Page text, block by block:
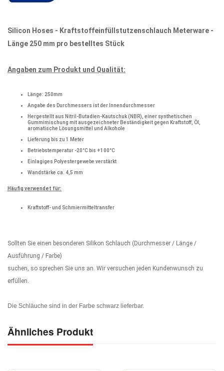
Silicon Hoses - Kraftstoffeinfüllstutzenschlauch Meterware -
Länge 250 mm pro bestelltes Stück
Angaben zum Produkt und Qualität:
Länge: 250mm
Angabe des Durchmessers ist der Innendurchmesser
Hergestellt aus Nitril-Butadien-Kautschuk (NBR), einer synthetischen
Gummimischung mit ausgezeichneter Beständigkeit gegen Kraftstoff, Öl,
aromatische Lösungsmittel und Alkohole
Lieferung bis zu 1 Meter
Betriebstemperatur -20°C bis +100°C
Einlagiges Polyestergewebe verstärkt
Wandstärke ca. 4,5 mm
Häufig verwendet für:
Kraftstoff- und Schmiermitteltransfer
Sollten Sie einen besonderen Silikon Schlauch (Durchmesser / Länge /
Ausführung / Farbe)
suchen, so sprechen Sie uns an. Wir versuchen jeden Kundenwunsch zu
erfüllen.
Die Schläuche sind in der Farbe schwarz lieferbar.
Ähnliches Produkt